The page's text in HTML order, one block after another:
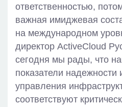
ответственностью,
важная имиджевая
на международном
директор ActiveCloud
сегодня мы рады, что
показатели надежности
управления
соответствуют